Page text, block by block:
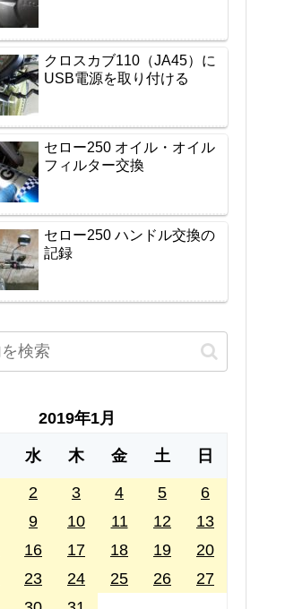
クロスカブ110（JA45）に
USB電源を取り付ける
セロー250 オイル・オイル
フィルター交換
セロー250 ハンドル交換の
記録
2019年1月
水 木 金 土 日
2 3 4 5
6
9 10 11 12
13
16 17 18 19
20
23 24 25 26
27